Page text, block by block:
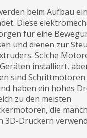
beim Aufbau
Diese
für eine
und dienen zur
Solche
installiert,
sind Schrittmotoren
haben ein hohes
zu den meisten
die
3D-Druckern